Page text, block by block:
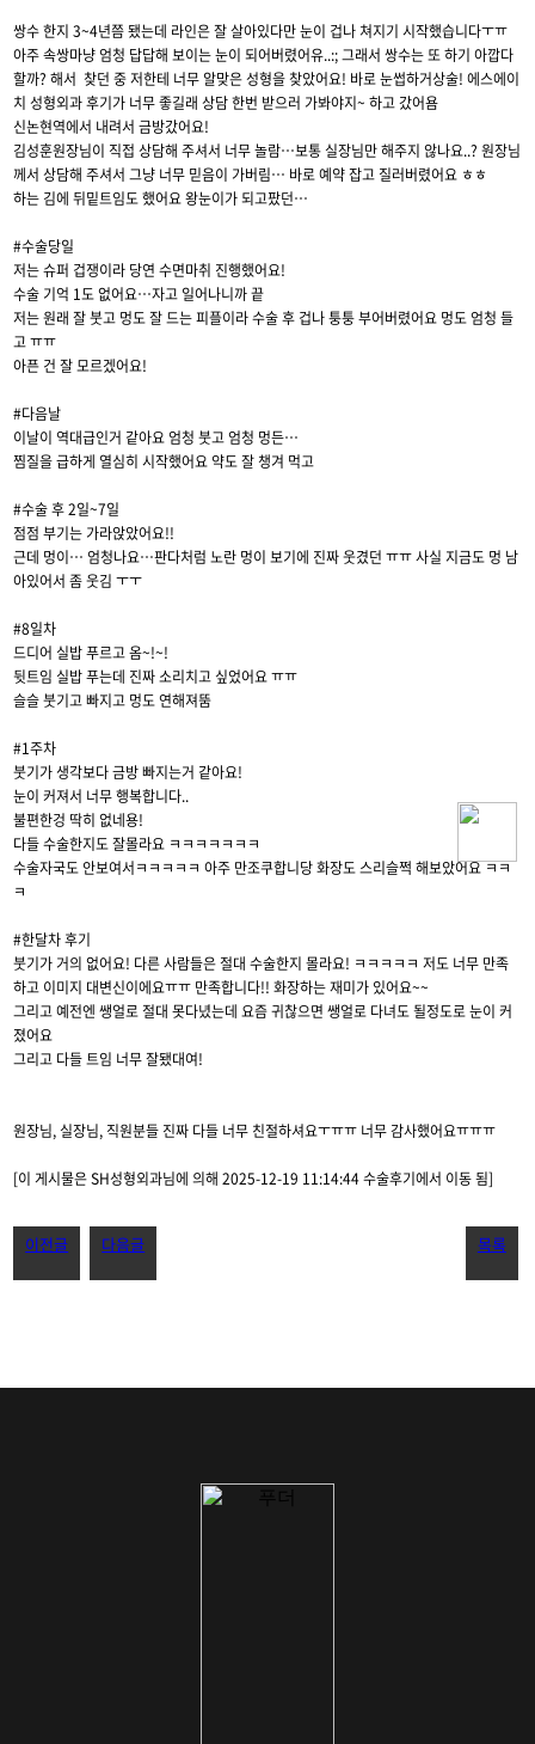
쌍수 한지 3~4년쯤 됐는데 라인은 잘 살아있다만 눈이 겁나 쳐지기 시작했습니다ㅜㅠ
아주 속쌍마냥 엄청 답답해 보이는 눈이 되어버렸어유..:; 그래서 쌍수는 또 하기 아깝다
할까? 해서 찾던 중 저한테 너무 알맞은 성형을 찾았어요! 바로 눈썹하거상술! 에스에이
치 성형외과 후기가 너무 좋길래 상담 한번 받으러 가봐야지~ 하고 갔어욤
신논현역에서 내려서 금방갔어요!
김성훈원장님이 직접 상담해 주셔서 너무 놀람…보통 실장님만 해주지 않나요..? 원장님
께서 상담해 주셔서 그냥 너무 믿음이 가버림… 바로 예약 잡고 질러버렸어요 ㅎㅎ
하는 김에 뒤밑트임도 했어요 왕눈이가 되고팠던…
#수술당일
저는 슈퍼 겁쟁이라 당연 수면마취 진행했어요!
수술 기억 1도 없어요…자고 일어나니까 끝
저는 원래 잘 붓고 멍도 잘 드는 피플이라 수술 후 겁나 퉁퉁 부어버렸어요 멍도 엄청 들
고 ㅠㅠ
아픈 건 잘 모르겠어요!
#다음날
이날이 역대급인거 같아요 엄청 붓고 엄청 멍든…
찜질을 급하게 열심히 시작했어요 약도 잘 챙겨 먹고
#수술 후 2일~7일
점점 부기는 가라앉았어요!!
근데 멍이… 엄청나요…판다처럼 노란 멍이 보기에 진짜 웃겼던 ㅠㅠ 사실 지금도 멍 남
아있어서 좀 웃김 ㅜㅜ
#8일차
드디어 실밥 푸르고 옴~!~!
뒷트임 실밥 푸는데 진짜 소리치고 싶었어요 ㅠㅠ
슬슬 붓기고 빠지고 멍도 연해져뚬
#1주차
붓기가 생각보다 금방 빠지는거 같아요!
눈이 커져서 너무 행복합니다..
불편한겅 딱히 없네용!
다들 수술한지도 잘몰라요 ㅋㅋㅋㅋㅋㅋㅋ
수술자국도 안보여서ㅋㅋㅋㅋㅋ 아주 만조쿠합니당 화장도 스리슬쩍 해보았어요 ㅋㅋ
ㅋ
#한달차 후기
붓기가 거의 없어요! 다른 사람들은 절대 수술한지 몰라요! ㅋㅋㅋㅋㅋ 저도 너무 만족
하고 이미지 대변신이에요ㅠㅠ 만족합니다!! 화장하는 재미가 있어요~~
그리고 예전엔 쌩얼로 절대 못다녔는데 요즘 귀찮으면 쌩얼로 다녀도 될정도로 눈이 커
졌어요
그리고 다들 트임 너무 잘됐대여!
원장님, 실장님, 직원분들 진짜 다들 너무 친절하셔요ㅜㅠㅠ 너무 감사했어요ㅠㅠㅠ
[이 게시물은 SH성형외과님에 의해 2025-12-19 11:14:44 수술후기에서 이동 됨]
이전글 다음글 목록